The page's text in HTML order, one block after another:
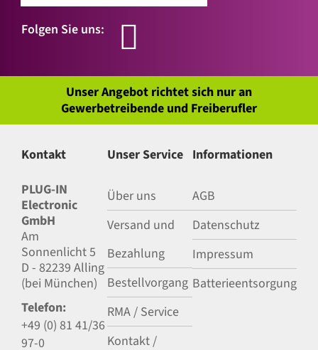
Folgen Sie uns:
Unser Angebot richtet sich nur an
Gewerbetreibende und Freiberufler
Kontakt
PLUG-IN
Electronic
GmbH
Am
Sonnenlicht 5
D - 82239 Alling
(bei München)
Telefon:
+49 (0) 81 41/36
97-0
Unser Service
Über uns
Versand und
Bezahlung
Bestellvorgang
RMA / Service
Kontakt /
Informationen
AGB
Datenschutz
Impressum
Batterieentsorgung